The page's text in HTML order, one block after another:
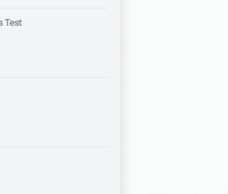
Test